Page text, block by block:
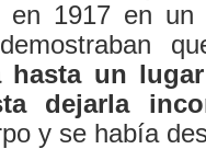
1917 en un
hasta un
dejarla
y se había